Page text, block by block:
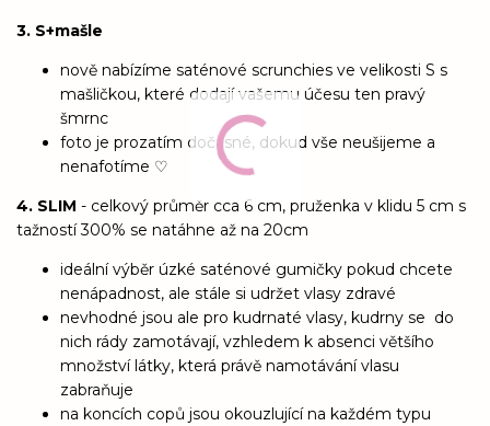
3. S+mašle
nově nabízíme saténové scrunchies ve velikosti S s
mašličkou, které dodají vašemu účesu ten pravý
šmrnc
foto je prozatím dočasné, dokud vše neušijeme a
nenafotíme ♡
4. SLIM - celkový průměr cca 6 cm, pruženka v klidu 5 cm s
tažností 300% se natáhne až na 20cm
ideální výběr úzké saténové gumičky pokud chcete
nenápadnost, ale stále si udržet vlasy zdravé
nevhodné jsou ale pro kudrnaté vlasy, kudrny se do
nich rády zamotávají, vzhledem k absenci většího
množství látky, která právě namotávání vlasu
zabraňuje
na koncích copů jsou okouzlující na každém typu